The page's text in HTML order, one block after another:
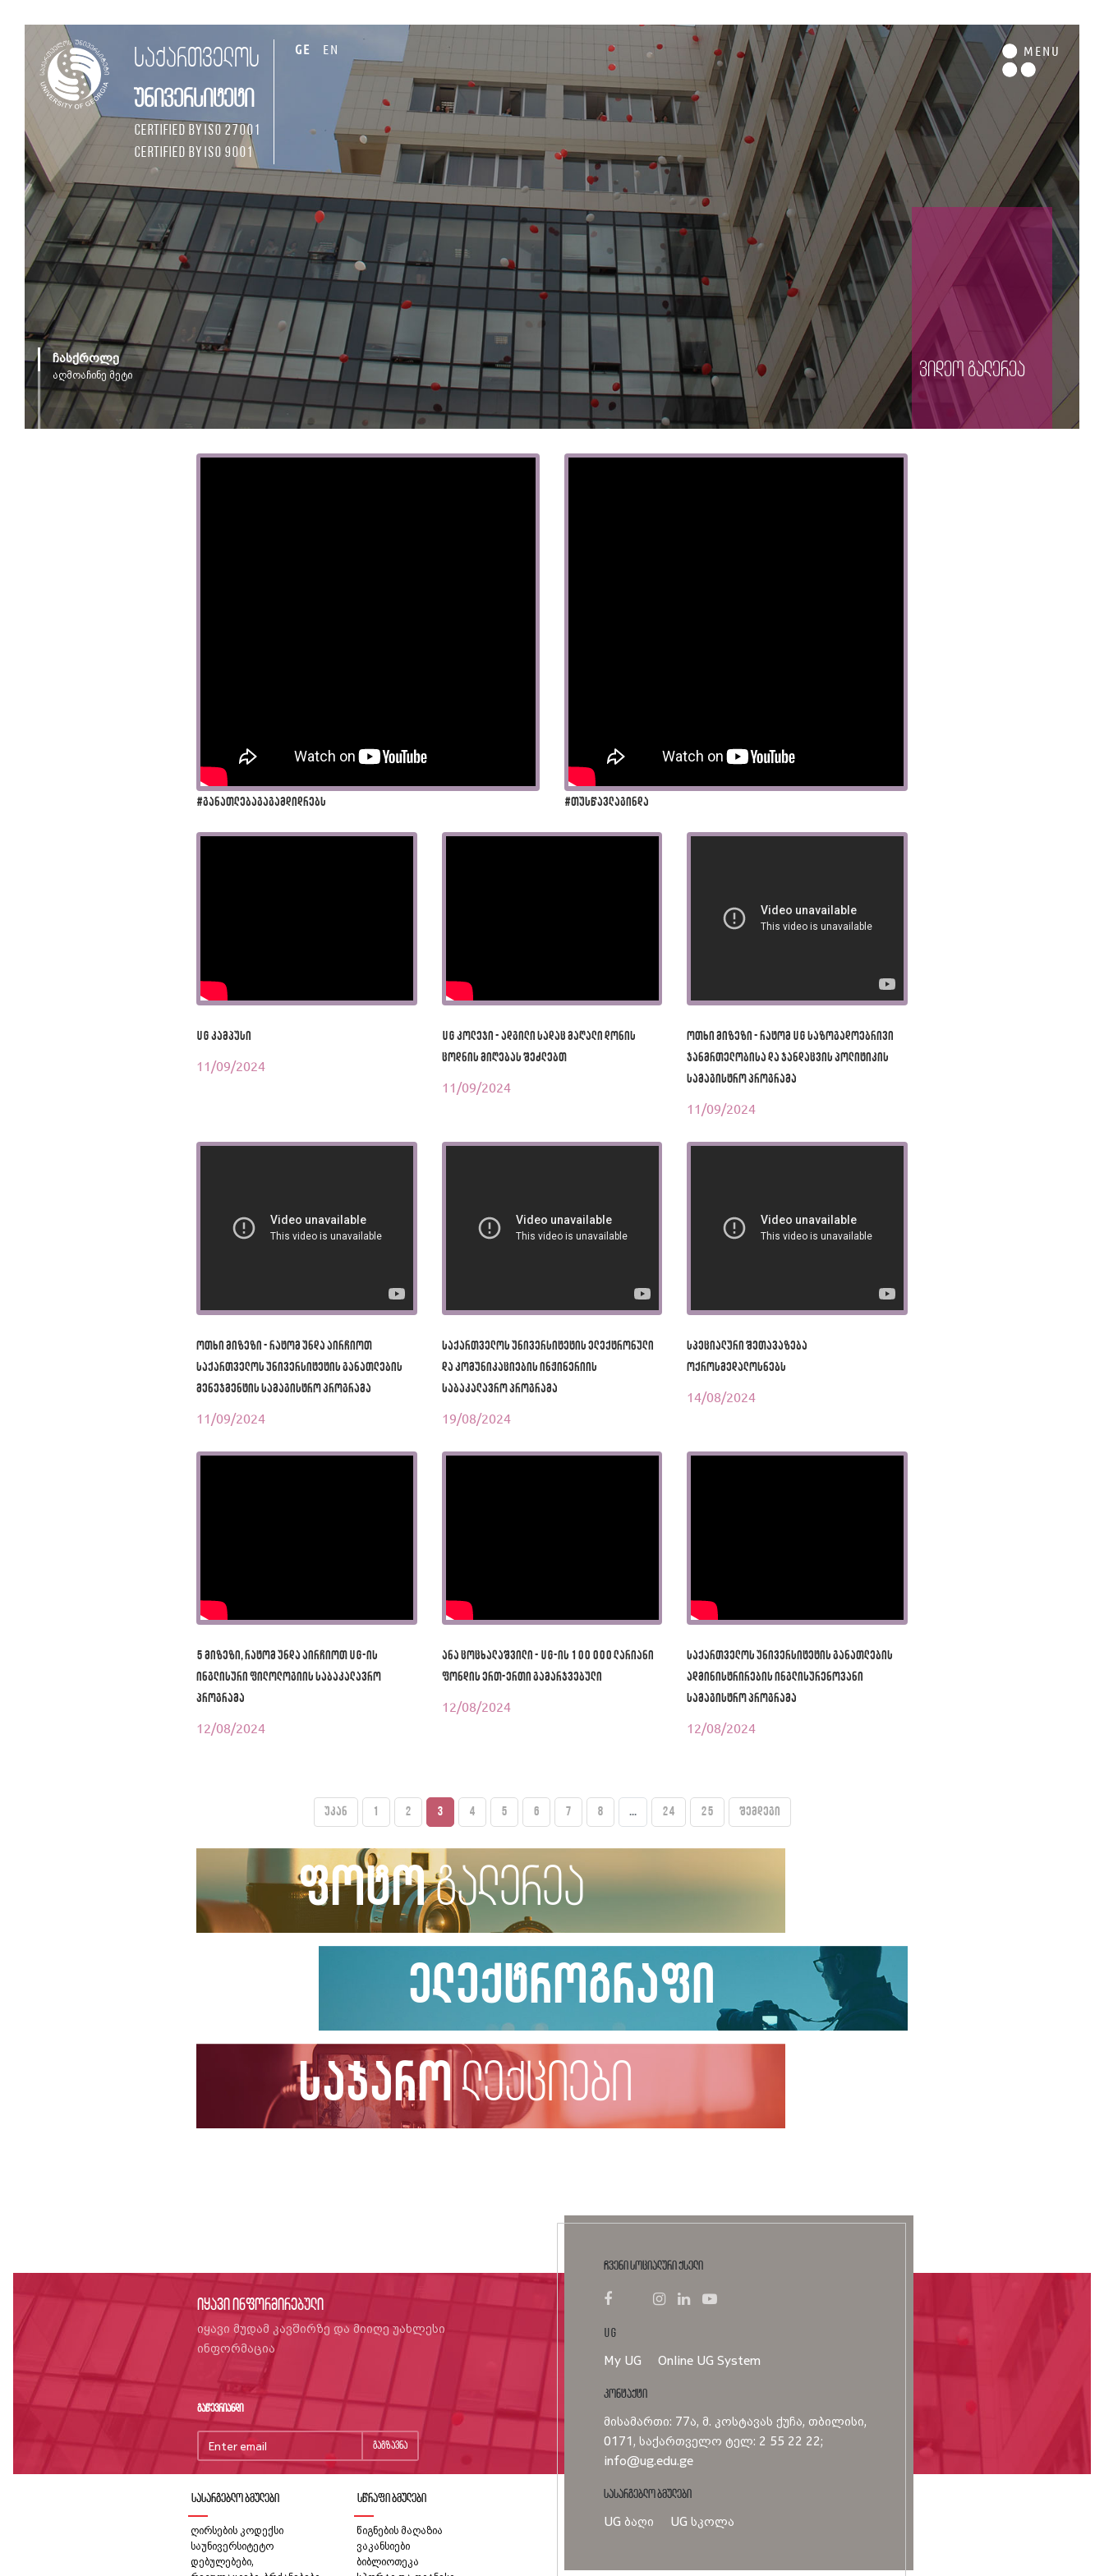
საქართველოს
უნივერსიტეტი
Certified by ISO 27001
Certified by ISO 9001
GE EN MENU
ჩასქროლე
აღმოაჩინე მეტი ვიდეო გალერეა
#განათლებაგაგამდიდრებს #თუსწავლაგინდა
UG კამპუსი
11/09/2024
UG კოლეჯი - ადგილი სადაც მაღალი დონის
ცოდნის მიღებას შეძლებთ
11/09/2024
ოთხი მიზეზი - რატომ UG საზოგადოებრივი
ჯანმრთელობისა და ჯანდაცვის პოლიტიკის
სამაგისტრო პროგრამა
11/09/2024
ოთხი მიზეზი - რატომ უნდა აირჩიოთ
საქართველოს უნივერსიტეტის განათლების
მენეჯმენტის სამაგისტრო პროგრამა
11/09/2024
საქართველოს უნივერსიტეტის ელექტრონული
და კომუნიკაციების ინჟინერიის
საბაკალავრო პროგრამა
19/08/2024
სპეციალური შეთავაზება
ოქროსმედალოსნებს
14/08/2024
5 მიზეზი, რატომ უნდა აირჩიოთ UG-ის
ინგლისური ფილოლოგიის საბაკალავრო
პროგრამა
12/08/2024
ანა ცოცხალაშვილი - UG-ის 100 000 ლარიანი
ფონდის ერთ-ერთი გამარჯვებული
12/08/2024
საქართველოს უნივერსიტეტის განათლების
ადმინისტრირების ინგლისურენოვანი
სამაგისტრო პროგრამა
12/08/2024
უკან 1 2 3 4 5 6 7 8 ... 24 25 შემდეგი
ფოტოგალერეა
ელექტროგრაფი
საჯარო ლექციები
იყავი ინფორმირებული
იყავი მუდამ კავშირზე და მიიღე უახლესი
ინფორმაცია
გაწევრიანდი
გაგზავნა
ჩვენი სოციალური ქსელი
UG
My UG Online UG System
კონტაქტი
მისამართი: 77ა, მ. კოსტავას ქუჩა, თბილისი,
0171, საქართველო ტელ: 2 55 22 22;
info@ug.edu.ge
სასარგებლო ბმულები
UG ბაღი UG სკოლა
სასარგებლო ბმულები
ღირსების კოდექსი
საუნივერსიტეტო
დებულებები,
სწრაფი ბმულები
წიგნების მაღაზია
ვაკანსიები
ბიბლიოთეკა